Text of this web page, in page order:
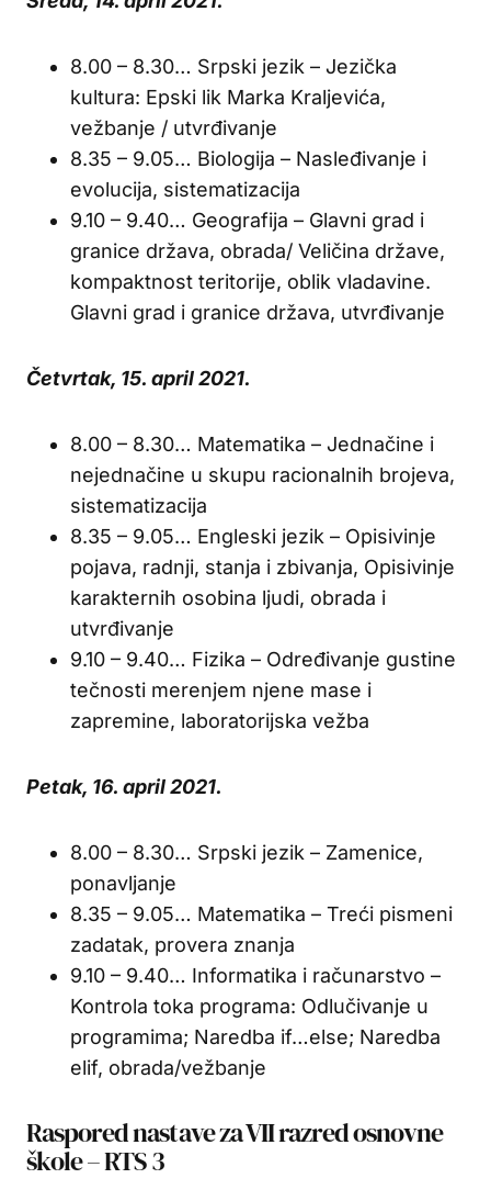
8.00 – 8.30… Srpski jezik – Jezička
kultura: Epski lik Marka Kraljevića,
vežbanje / utvrđivanje
8.35 – 9.05… Biologija – Nasleđivanje i
evolucija, sistematizacija
9.10 – 9.40… Geografija – Glavni grad i
granice država, obrada/ Veličina države,
kompaktnost teritorije, oblik vladavine.
Glavni grad i granice država, utvrđivanje
Četvrtak, 15. april 2021.
8.00 – 8.30… Matematika – Jednačine i
nejednačine u skupu racionalnih brojeva,
sistematizacija
8.35 – 9.05… Engleski jezik – Opisivinje
pojava, radnji, stanja i zbivanja, Opisivinje
karakternih osobina ljudi, obrada i
utvrđivanje
9.10 – 9.40… Fizika – Određivanje gustine
tečnosti merenjem njene mase i
zapremine, laboratorijska vežba
Petak, 16. april 2021.
8.00 – 8.30… Srpski jezik – Zamenice,
ponavljanje
8.35 – 9.05… Matematika – Treći pismeni
zadatak, provera znanja
9.10 – 9.40… Informatika i računarstvo –
Kontrola toka programa: Odlučivanje u
programima; Naredba if…else; Naredba
elif, obrada/vežbanje
Raspored nastave za VII razred osnovne
škole – RTS 3